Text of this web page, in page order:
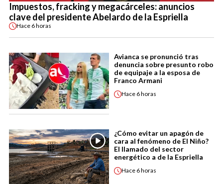
Impuestos, fracking y megacárceles: anuncios
clave del presidente Abelardo de la Espriella
Hace 6 horas
Avianca se pronunció tras
denuncia sobre presunto robo
de equipaje a la esposa de
Franco Armani
Hace 6 horas
¿Cómo evitar un apagón de
cara al fenómeno de El Niño?
El llamado del sector
energético a de la Espriella
Hace 6 horas